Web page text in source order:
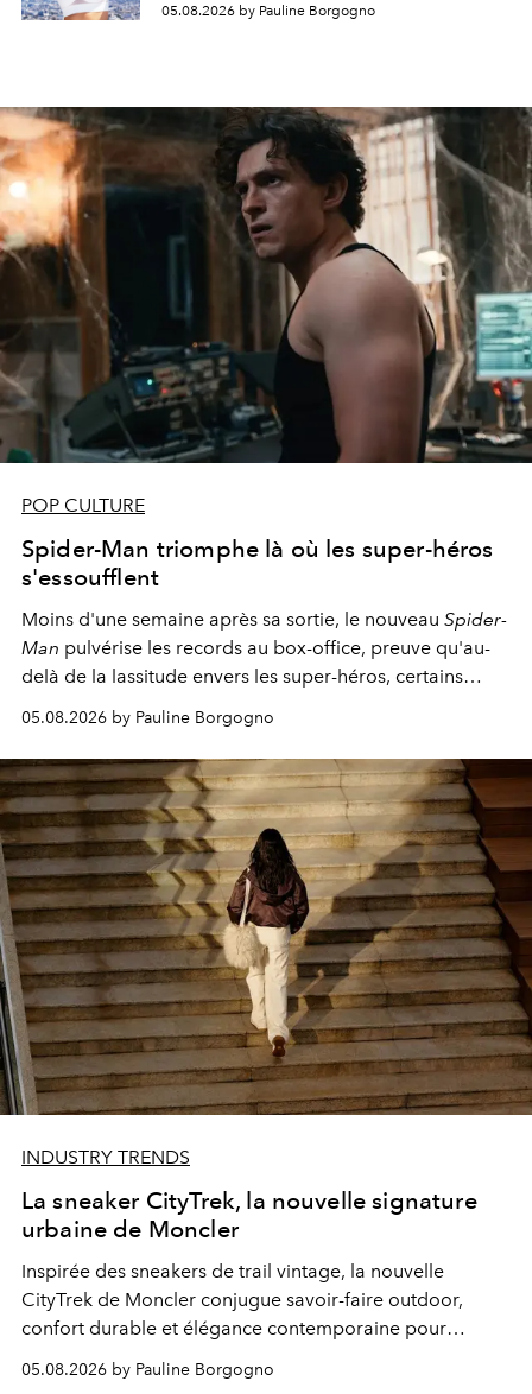
05.08.2026 by Pauline Borgogno
POP CULTURE
Spider-Man triomphe là où les super-héros
s'essoufflent
Moins d'une semaine après sa sortie, le nouveau Spider-
Man pulvérise les records au box-office, preuve qu'au-
delà de la lassitude envers les super-héros, certains
05.08.2026 by Pauline Borgogno
INDUSTRY TRENDS
La sneaker CityTrek, la nouvelle signature
urbaine de Moncler
Inspirée des sneakers de trail vintage, la nouvelle
CityTrek de Moncler conjugue savoir-faire outdoor,
confort durable et élégance contemporaine pour
05.08.2026 by Pauline Borgogno